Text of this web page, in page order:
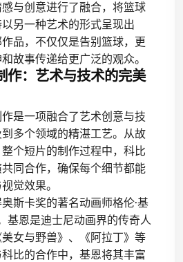
与创意进行了融合，将篮球
另一种艺术的形式呈现出
品，不仅仅是告别篮球，更
故事传递给更广泛的观众。
作：艺术与技术的完美
作是一项融合了艺术创意与技
多个领域的精湛工艺。从故
个短片的制作过程中，科比
同合作，确保每个细节都能
觉效果。
斯卡奖的著名动画师格伦·基
基恩是迪士尼动画界的传奇人
女与野兽》、《阿拉丁》等
比的合作中，基恩将其丰富